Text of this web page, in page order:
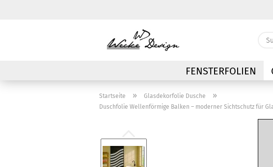
FENSTERFOLIEN
Startseite » Glasdekorfolie Dusche »
Duschfolie Wellenförmige Balken – moderner Sichtschutz für